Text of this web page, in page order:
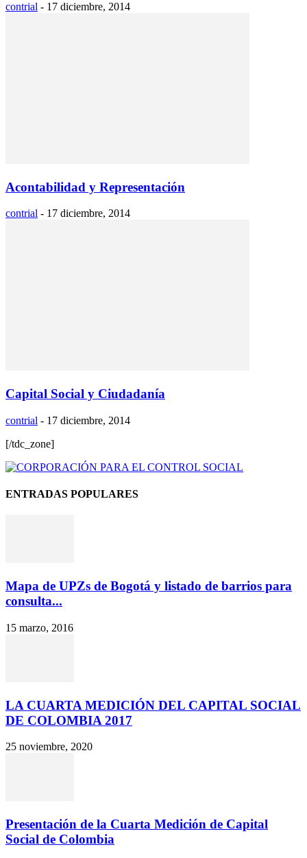
contrial - 17 diciembre, 2014
Acontabilidad y Representación
contrial - 17 diciembre, 2014
Capital Social y Ciudadanía
contrial - 17 diciembre, 2014
[/tdc_zone]
ENTRADAS POPULARES
Mapa de UPZs de Bogotá y listado de barrios para
consulta...
15 marzo, 2016
LA CUARTA MEDICIÓN DEL CAPITAL SOCIAL
DE COLOMBIA 2017
25 noviembre, 2020
Presentación de la Cuarta Medición de Capital
Social de Colombia